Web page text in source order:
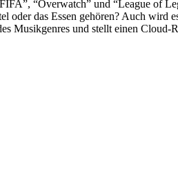
“Overwatch” und “League of
das Essen gehören? Auch wird
Musikgenres und stellt einen Cloud-